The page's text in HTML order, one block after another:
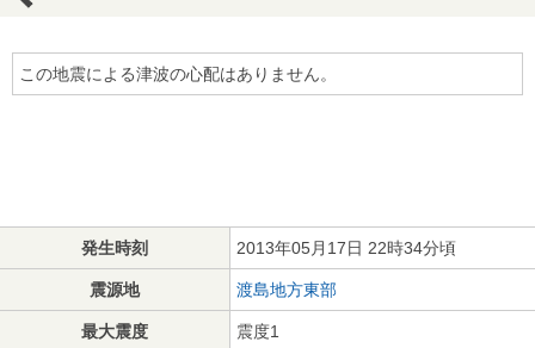
この地震による津波の心配はありません。
発生時刻 2013年05月17日 22時34分頃
震源地 渡島地方東部
最大震度 震度1